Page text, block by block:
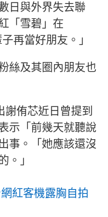
日與外界失去聯
「雪碧」在
再當好朋友。」
絲及其圈內朋友也
侑芯近日曾提到
示「前幾天就聽說
事。「她應該還沒
。」
紅客機露胸自拍